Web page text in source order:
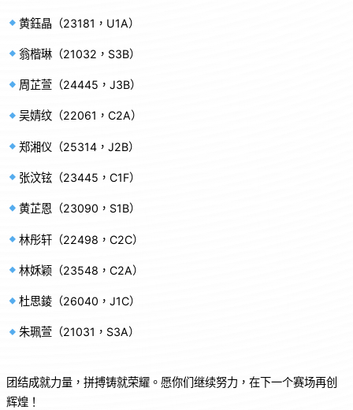
黄鈺晶（23181，U1A）
翁楷琳（21032，S3B）
周芷萱（24445，J3B）
吴婧纹（22061，C2A）
郑湘仪（25314，J2B）
张汶铉（23445，C1F）
黄芷恩（23090，S1B）
林彤轩（22498，C2C）
林姀颖（23548，C2A）
杜思錂（26040，J1C）
朱珮萱（21031，S3A）
团结成就力量，拼搏铸就荣耀。愿你们继续努力，在下一个赛场再创
辉煌！